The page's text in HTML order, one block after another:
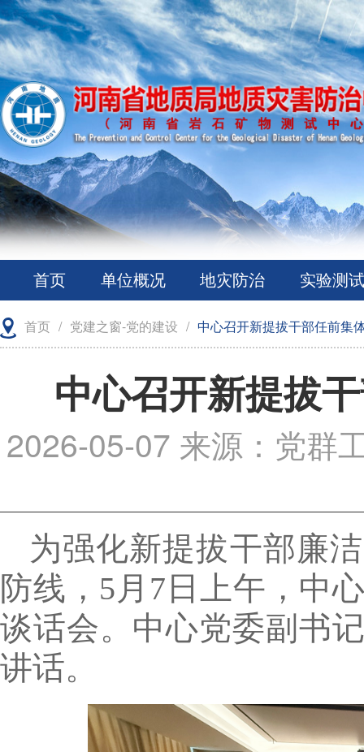
首页 单位概况 地灾防治 实验测试
首页 / 党建之窗-党的建设 / 中心召开新提拔干部任前集
中心召开新提拔
2026-05-07 来源：党群
为强化新提拔干部廉
防线，5月7日上午，中
谈话会。中心党委副书
讲话。